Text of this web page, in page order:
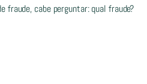
fraude, cabe perguntar: qual fraude?